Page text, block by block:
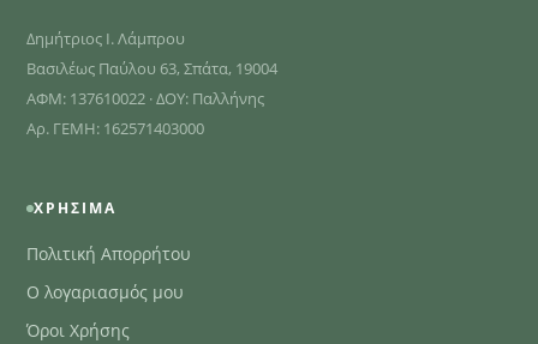
Δημήτριος Ι. Λάμπρου
Βασιλέως Παύλου 63, Σπάτα, 19004
ΑΦΜ: 137610022 · ΔΟΥ: Παλλήνης
Αρ. ΓΕΜΗ: 162571403000
ΧΡΉΣΙΜΑ
Πολιτική Απορρήτου
Ο λογαριασμός μου
Όροι Χρήσης